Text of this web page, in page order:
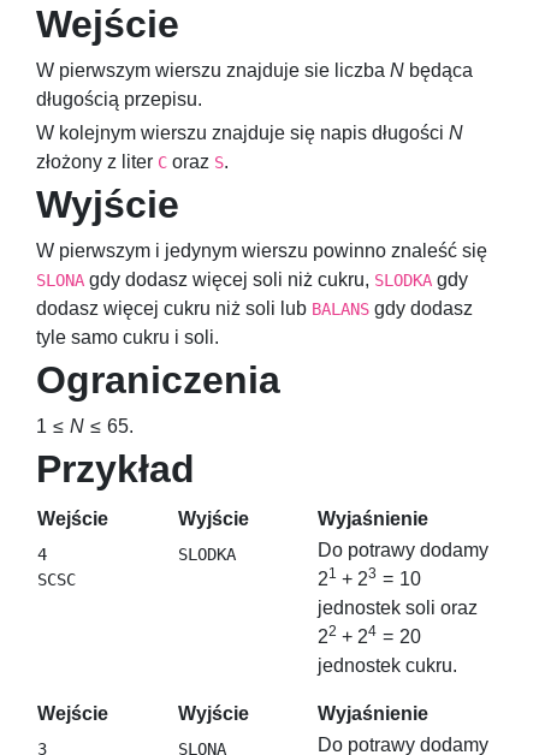
Wejście
W pierwszym wierszu znajduje sie liczba N będąca
długością przepisu.
W kolejnym wierszu znajduje się napis długości N
złożony z liter C oraz S.
Wyjście
W pierwszym i jedynym wierszu powinno znaleść się
SLONA gdy dodasz więcej soli niż cukru, SLODKA gdy
dodasz więcej cukru niż soli lub BALANS gdy dodasz
tyle samo cukru i soli.
Ograniczenia
1 ≤ N ≤ 65.
Przykład
Wejście Wyjście Wyjaśnienie
4
Do potrawy dodamy
21 + 23 = 10
jednostek soli oraz
22 + 24 = 20
jednostek cukru.
Wejście Wyjście Wyjaśnienie
3 Do potrawy dodamy